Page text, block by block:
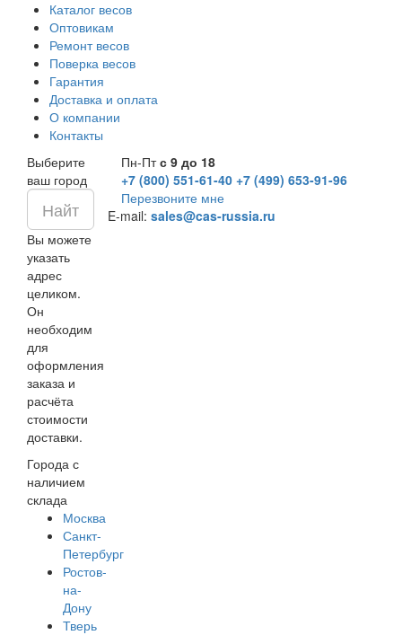
Каталог весов
Оптовикам
Ремонт весов
Поверка весов
Гарантия
Доставка и оплата
О компании
Контакты
Выберите
ваш город
Вы можете
указать
адрес
целиком.
Он
необходим
для
оформления
заказа и
расчёта
стоимости
доставки.
Города с
наличием
склада
Москва
Санкт-
Петербург
Ростов-
на-
Дону
Тверь
Пн-Птс 9 до 18
+7 (800) 551-61-40 +7 (499) 653-91-96
Перезвоните мне
E-mail: sales@cas-russia.ru